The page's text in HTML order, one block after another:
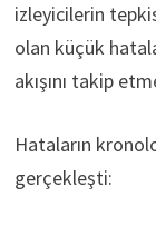
izleyicilerin
olan küçük
akışını takip
Hataların
gerçekleşti: